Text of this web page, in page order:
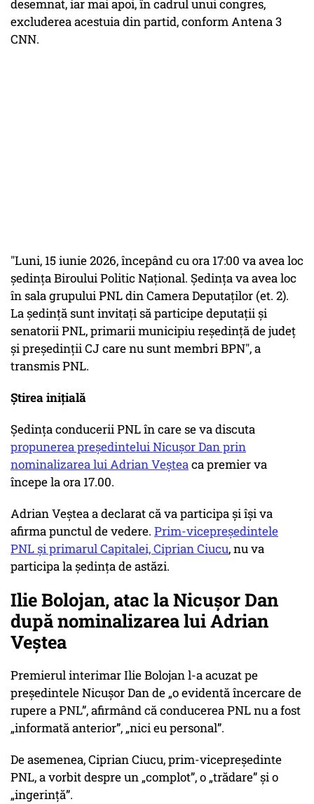
desemnat, iar mai apoi, în cadrul unui congres,
excluderea acestuia din partid, conform Antena 3
CNN.
"Luni, 15 iunie 2026, începând cu ora 17:00 va avea loc
ședința Biroului Politic Național. Ședința va avea loc
în sala grupului PNL din Camera Deputaților (et. 2).
La ședință sunt invitați să participe deputații și
senatorii PNL, primarii municipiu reședință de județ
și președinții CJ care nu sunt membri BPN", a
transmis PNL.
Știrea inițială
Ședința conducerii PNL în care se va discuta
propunerea președintelui Nicușor Dan prin
nominalizarea lui Adrian Veșteaca premier va
începe la ora 17.00.
Adrian Veștea a declarat că va participa și își va
afirma punctul de vedere. Prim-vicepreședintele
PNL și primarul Capitalei, Ciprian Ciucu, nu va
participa la ședința de astăzi.
Ilie Bolojan, atac la Nicușor Dan
după nominalizarea lui Adrian
Veștea
Premierul interimar Ilie Bolojan l-a acuzat pe
președintele Nicușor Dan de „o evidentă încercare de
rupere a PNL”, afirmând că conducerea PNL nu a fost
„informată anterior”, „nici eu personal”.
De asemenea, Ciprian Ciucu, prim-vicepreședinte
PNL, a vorbit despre un „complot”, o „trădare” și o
„ingerință”.